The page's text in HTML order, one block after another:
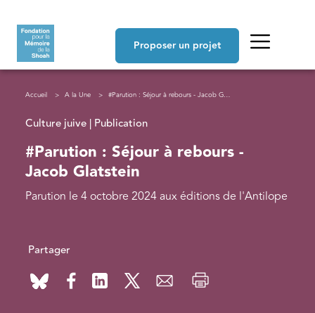
Proposer un projet
Fil d'Ariane
Accueil A la Une #Parution : Séjour à rebours - Jacob Glatstein
Culture juive | Publication
#Parution : Séjour à rebours -
Jacob Glatstein
Parution le 4 octobre 2024 aux éditions de l'Antilope
Partager